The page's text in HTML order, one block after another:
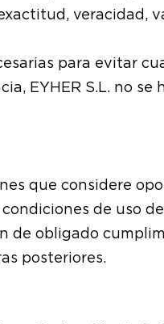
veracidad,
para evitar
EYHER S.L. no
que considere
de uso
de obligado
posteriores.